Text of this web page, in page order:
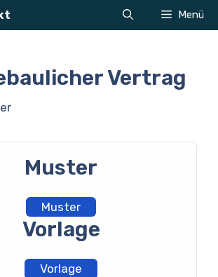
Menü
Vertrag
Muster
Muster
Vorlage
Vorlage